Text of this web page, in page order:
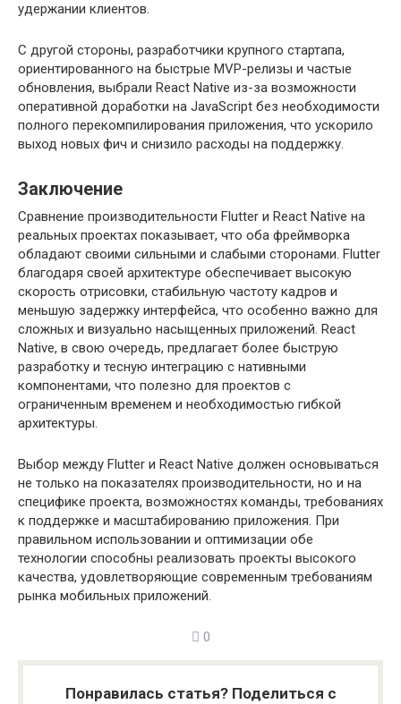
удержании клиентов.
С другой стороны, разработчики крупного стартапа,
ориентированного на быстрые MVP-релизы и частые
обновления, выбрали React Native из-за возможности
оперативной доработки на JavaScript без необходимости
полного перекомпилирования приложения, что ускорило
выход новых фич и снизило расходы на поддержку.
Заключение
Сравнение производительности Flutter и React Native на
реальных проектах показывает, что оба фреймворка
обладают своими сильными и слабыми сторонами. Flutter
благодаря своей архитектуре обеспечивает высокую
скорость отрисовки, стабильную частоту кадров и
меньшую задержку интерфейса, что особенно важно для
сложных и визуально насыщенных приложений. React
Native, в свою очередь, предлагает более быструю
разработку и тесную интеграцию с нативными
компонентами, что полезно для проектов с
ограниченным временем и необходимостью гибкой
архитектуры.
Выбор между Flutter и React Native должен основываться
не только на показателях производительности, но и на
специфике проекта, возможностях команды, требованиях
к поддержке и масштабированию приложения. При
правильном использовании и оптимизации обе
технологии способны реализовать проекты высокого
качества, удовлетворяющие современным требованиям
рынка мобильных приложений.
0
Понравилась статья? Поделиться с